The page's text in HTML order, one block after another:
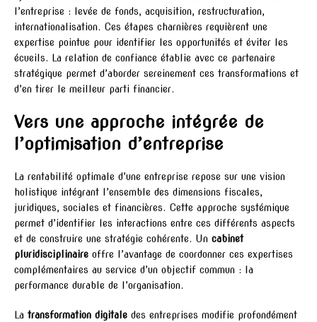
l’entreprise : levée de fonds, acquisition, restructuration,
internationalisation. Ces étapes charnières requièrent une
expertise pointue pour identifier les opportunités et éviter les
écueils. La relation de confiance établie avec ce partenaire
stratégique permet d’aborder sereinement ces transformations et
d’en tirer le meilleur parti financier.
Vers une approche intégrée de
l’optimisation d’entreprise
La rentabilité optimale d’une entreprise repose sur une vision
holistique intégrant l’ensemble des dimensions fiscales,
juridiques, sociales et financières. Cette approche systémique
permet d’identifier les interactions entre ces différents aspects
et de construire une stratégie cohérente. Un cabinet
pluridisciplinaire offre l’avantage de coordonner ces expertises
complémentaires au service d’un objectif commun : la
performance durable de l’organisation.
La transformation digitale des entreprises modifie profondément